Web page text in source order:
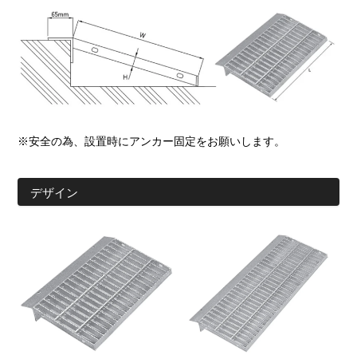
※安全の為、設置時にアンカー固定をお願いします。
デザイン